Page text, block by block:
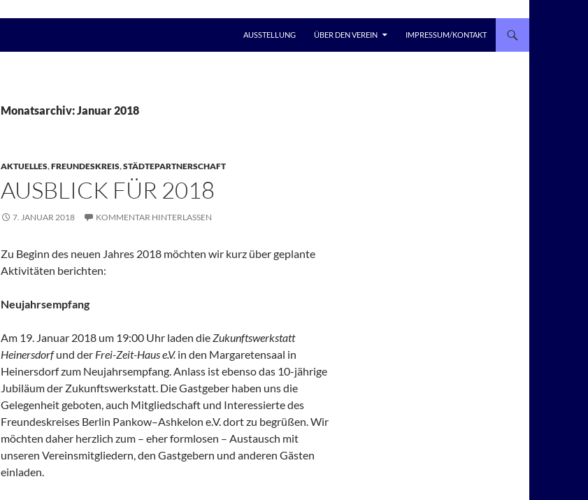
AUSSTELLUNG ÜBER DEN VEREIN IMPRESSUM/KONTAKT
Monatsarchiv: Januar 2018
AKTUELLES,FREUNDESKREIS,STÄDTEPARTNERSCHAFT
AUSBLICK FÜR 2018
7. JANUAR 2018 KOMMENTAR HINTERLASSEN
Zu Beginn des neuen Jahres 2018 möchten wir kurz über geplante
Aktivitäten berichten:
Neujahrsempfang
Am 19. Januar 2018 um 19:00 Uhr laden dieZukunftswerkstatt
Heinersdorfund der Frei-Zeit-Haus e.V. in den Margaretensaal in
Heinersdorf zum Neujahrsempfang. Anlass ist ebenso das 10-jährige
Jubiläum der Zukunftswerkstatt. Die Gastgeber haben uns die
Gelegenheit geboten, auch Mitgliedschaft und Interessierte des
Freundeskreises Berlin Pankow–Ashkelon e.V. dort zu begrüßen. Wir
möchten daher herzlich zum – eher formlosen – Austausch mit
unseren Vereinsmitgliedern, den Gastgebern und anderen Gästen
einladen.